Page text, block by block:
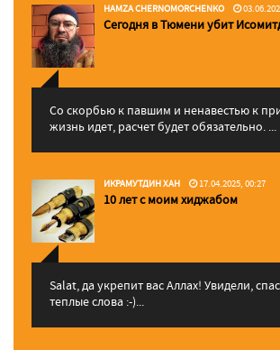
HAMZA CHERNOMORCHENKO
Сегодня в Тюмени убит
Со скорбью к павшим и ненавестью к
жизнь идет, расчет будет обязательно. ...
ИКРАМУТДИН ХАН 17.04.2025, 00:27
10 лет с моим хиджабом
Salat, да укрепит вас Аллаx! Увидели,
теплые слова :-)...